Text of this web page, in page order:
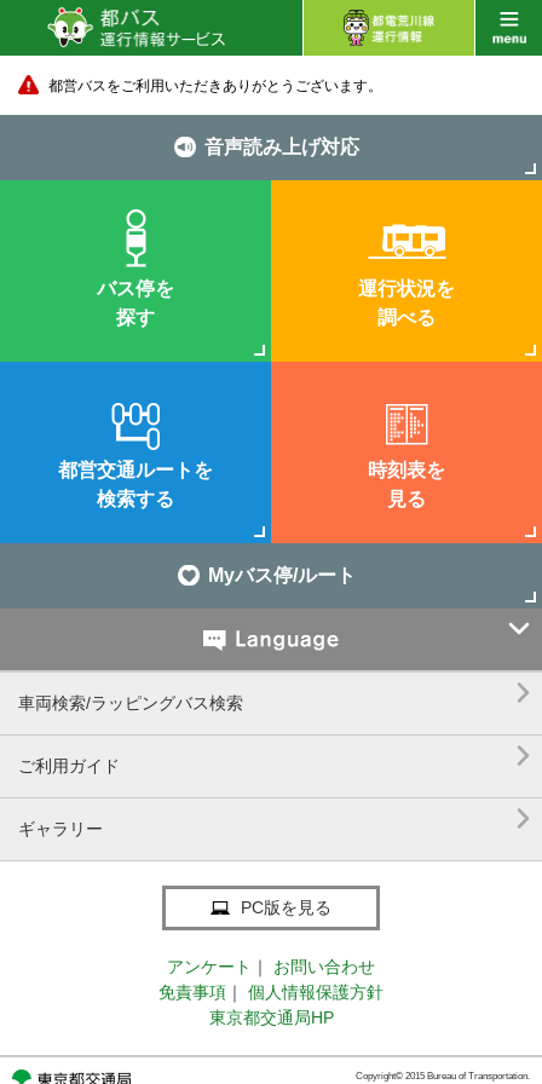
都営バスをご利用いただきありがとうございます。
音声読み上げ対応
バス停を
探す
運行状況を
調べる
都営交通ルートを
検索する
時刻表を
見る
Myバス停/ルート

車両検索/ラッピングバス検索 
ご利用ガイド 
ギャラリー 
PC版を見る
アンケート ｜
お問い合わせ
免責事項 ｜
個人情報保護方針
東京都交通局HP
Copyright© 2015 Bureau of Transportation.